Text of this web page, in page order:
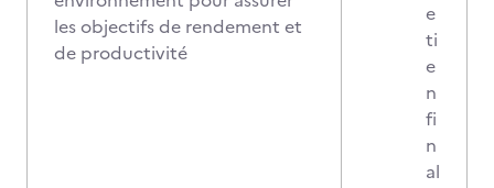
les objectifs de rendement et
de productivité
e
ti
e
n
fi
n
al